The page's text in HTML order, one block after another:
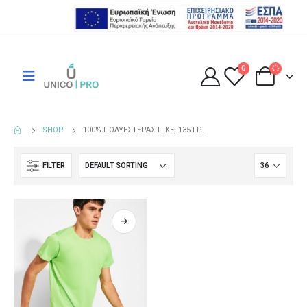
0
SHOP 100% ΠΟΛΥΕΣΤΈΡΑΣ ΠΙΚΈ, 135 ΓΡ.
FILTER